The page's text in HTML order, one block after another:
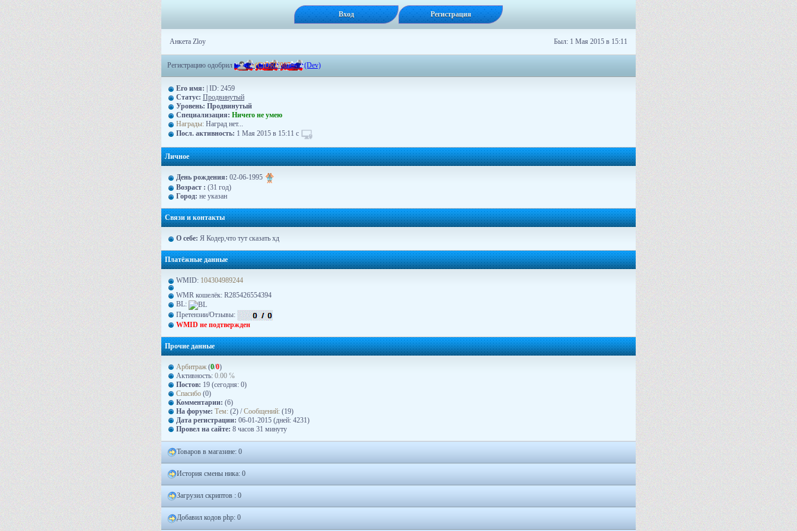
Вход Регистрация
Анкета Zloy Был: 1 Мая 2015 в 15:11
Регистрацию одобрил -=(C)DRU987=- (Dev)
Его имя: | ID: 2459
Статус: Продвинутый
Уровень: Продвинутый
Специализация: Ничего не умею
Награды: Наград нет...
Посл. активность: 1 Мая 2015 в 15:11 с
Личное
День рождения: 02-06-1995
Возраст : (31 год)
Город: не указан
Связи и контакты
О себе: Я Кодер,что тут сказать хд
Платёжные данные
WMID: 104304989244
WMR кошелёк: R285426554394
BL:
Претензии/Отзывы:
WMID не подтвержден
Прочие данные
Арбитраж (0/0)
Активность: 0.00 ℅
Постов: 19 (сегодня: 0)
Спасибо (0)
Комментарии: (6)
На форуме: Тем: (2) /Сообщений: (19)
Дата регистрации: 06-01-2015 (дней: 4231)
Провел на сайте: 8 часов 31 минуту
Товаров в магазине: 0
История смены ника: 0
Загрузил скриптов : 0
Добавил кодов php: 0